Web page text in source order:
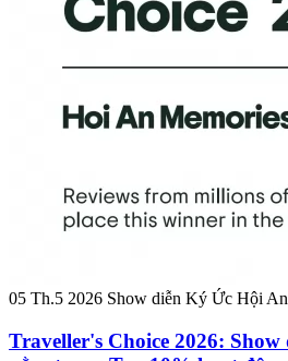
05 Th.5 2026 Show diễn Ký Ức Hội An
Traveller's Choice 2026: